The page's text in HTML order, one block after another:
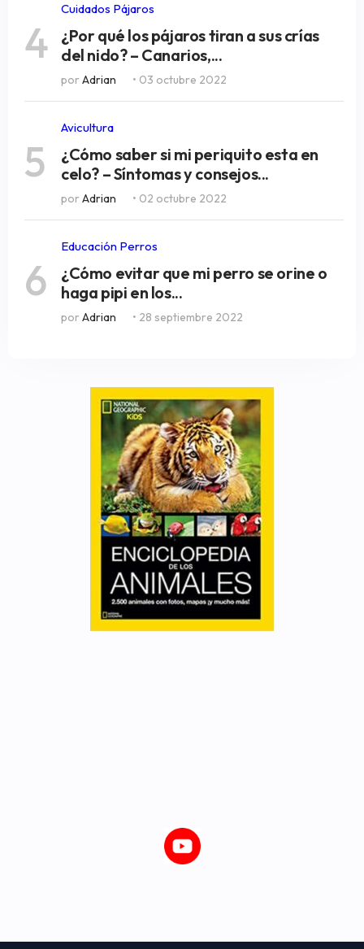
4
Cuidados Pájaros
¿Por qué los pájaros tiran a sus crías
del nido? – Canarios,...
por Adrian • 03 octubre 2022
5
Avicultura
¿Cómo saber si mi periquito esta en
celo? – Síntomas y consejos...
por Adrian • 02 octubre 2022
6
Educación Perros
¿Cómo evitar que mi perro se orine o
haga pipi en los...
por Adrian • 28 septiembre 2022